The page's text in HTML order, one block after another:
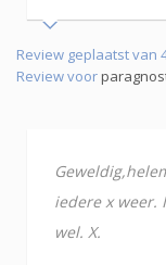
Review geplaatst van
Review voor
iedere x weer.
wel. X.